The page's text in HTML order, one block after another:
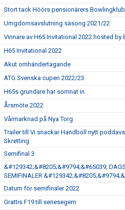
Stort tack Höörs pensionärers
Umgdomsavslutning säsong 2021/22
Vinnare av H65 Invitational 2022 hosted by
H65 Invitational 2022
Akut omhändertagande
ATG Svenska cupen 2022/23
H65s grundare har somnat in
Årsmöte 2022
Vårmarknad på Nya Torg
Trailer till Vi snackar Handboll nytt
Skretting
Semifinal 3
&#129342;&#8205;&#9794;&#65039;
SEMIFINALER
Datum för semifinaler 2022
Grattis F19 till seriesegern